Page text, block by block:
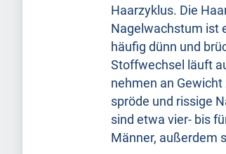
Haarzyklus. Die
Nagelwachstum ist
häufig dünn und
Stoffwechsel läuft
nehmen an
spröde und rissige
sind etwa vier- bis
Männer, außerdem